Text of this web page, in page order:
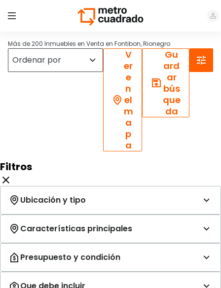
Más de 200 Inmuebles en Venta en Fontibon, Rionegro
V
er
e
n
el
m
a
p
a
Gu
ard
ar
bús
que
da
Filtros